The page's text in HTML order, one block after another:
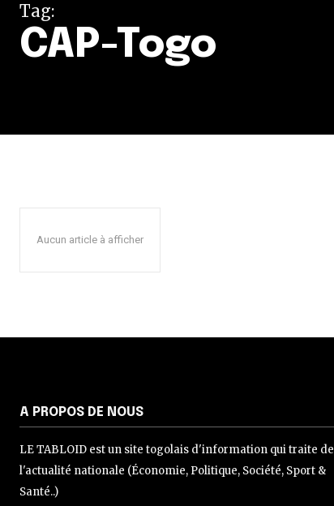
Tag:
CAP-Togo
Aucun article à afficher
A PROPOS DE NOUS
LE TABLOID est un site togolais d'information qui traite de
l'actualité nationale (Économie, Politique, Société, Sport &
Santé..)